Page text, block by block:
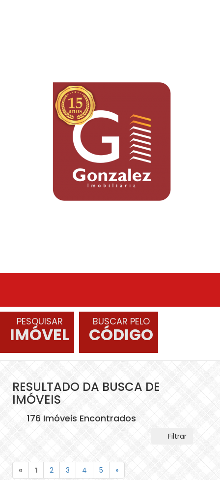
PESQUISAR
IMÓVEL
BUSCAR PELO
CÓDIGO
RESULTADO DA BUSCA DE
IMÓVEIS
176 Imóveis Encontrados
Filtrar
« 1 2 3 4 5 »